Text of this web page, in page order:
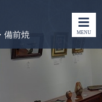
備前焼 MENU